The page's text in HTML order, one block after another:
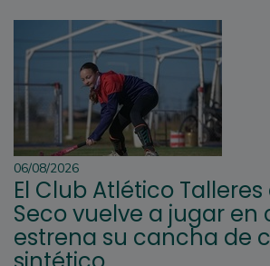
06/08/2026
El Club Atlético
Seco vuelve a jugar en
estrena su cancha de